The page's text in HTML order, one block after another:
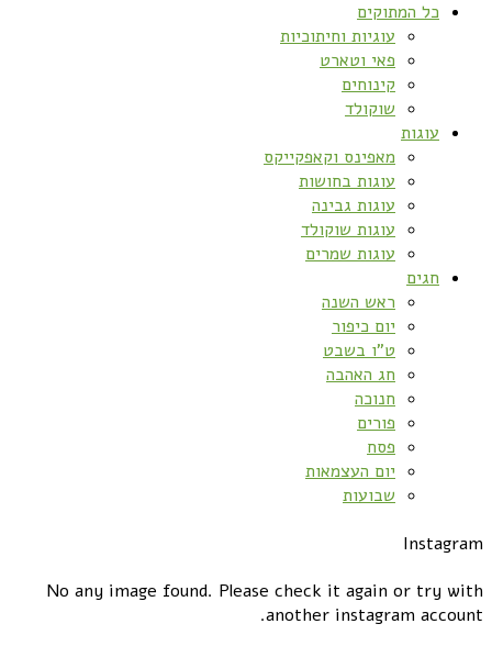
כל המתוקים
עוגיות וחיתוכיות
פאי וטארט
קינוחים
שוקולד
עוגות
מאפינס וקאפקייקס
עוגות בחושות
עוגות גבינה
עוגות שוקולד
עוגות שמרים
חגים
ראש השנה
יום כיפור
ט”ו בשבט
חג האהבה
חנוכה
פורים
פסח
יום העצמאות
שבועות
Instagram
No any image found. Please check it again or try with
another instagram account.